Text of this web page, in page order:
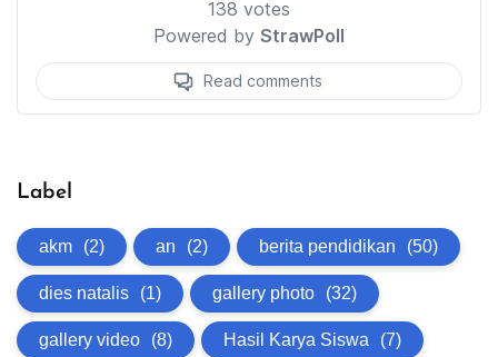
Label
akm (2) an (2) berita pendidikan (50)
dies natalis (1) gallery photo (32)
gallery video (8) Hasil Karya Siswa (7)